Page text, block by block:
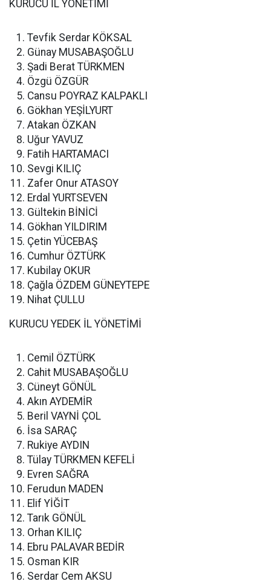
KURUCU İL YÖNETİMİ
Tevfik Serdar KÖKSAL
Günay MUSABAŞOĞLU
Şadi Berat TÜRKMEN
Özgü ÖZGÜR
Cansu POYRAZ KALPAKLI
Gökhan YEŞİLYURT
Atakan ÖZKAN
Uğur YAVUZ
Fatih HARTAMACI
Sevgi KILIÇ
Zafer Onur ATASOY
Erdal YURTSEVEN
Gültekin BİNİCİ
Gökhan YILDIRIM
Çetin YÜCEBAŞ
Cumhur ÖZTÜRK
Kubilay OKUR
Çağla ÖZDEM GÜNEYTEPE
Nihat ÇULLU
KURUCU YEDEK İL YÖNETİMİ
Cemil ÖZTÜRK
Cahit MUSABAŞOĞLU
Cüneyt GÖNÜL
Akın AYDEMİR
Beril VAYNİ ÇOL
İsa SARAÇ
Rukiye AYDIN
Tülay TÜRKMEN KEFELİ
Evren SAĞRA
Ferudun MADEN
Elif YİĞİT
Tarık GÖNÜL
Orhan KILIÇ
Ebru PALAVAR BEDİR
Osman KIR
Serdar Cem AKSU